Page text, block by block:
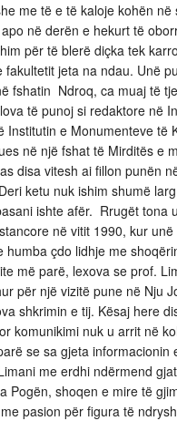
me të e të kaloje kohën në
në derën e hekurt të
për të blerë diçka tek
fakultetit jeta na ndau. Unë
fshatin Ndroq, ca muaj të
të punoj si redaktore në
Institutin e Monumenteve të
në një fshat të Mirditës e
disa vitesh ai fillon punën
ketu nuk ishim shumë
ishte afër. Rrugët tona
në vitit 1990, kur
humba çdo lidhje me
më parë, lexova se prof.
për një vizitë pune në Nju
shkrimin e tij. Kësaj here
komunikimi nuk u arrit në
se sa gjeta informacionin
me erdhi ndërmend
Pogën, shoqen e mire të
pasion për figura të